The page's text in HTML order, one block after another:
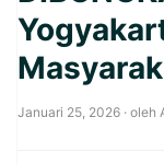
Januari 25, 2026 · oleh